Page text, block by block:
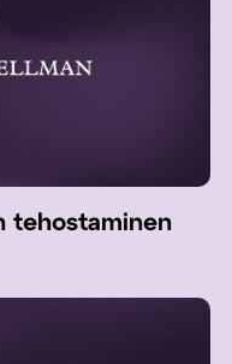
tehostaminen